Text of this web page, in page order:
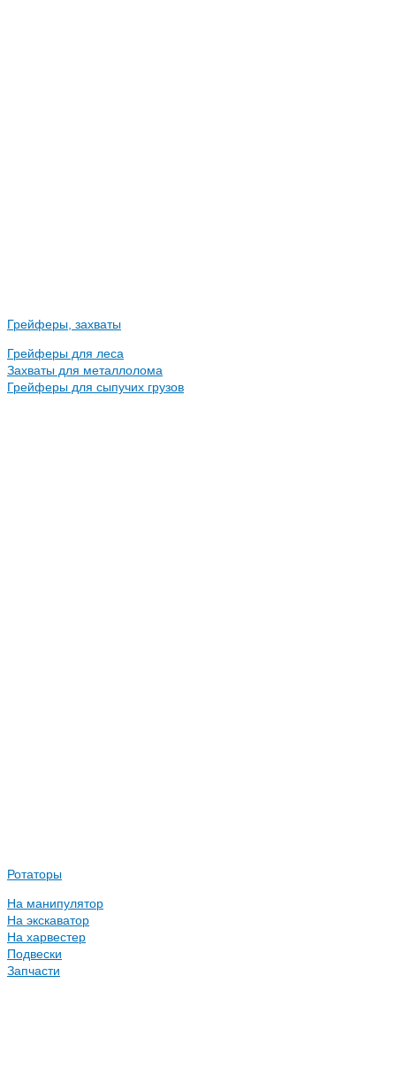
Грейферы, захваты
Грейферы для леса
Захваты для металлолома
Грейферы для сыпучих грузов
Ротаторы
На манипулятор
На экскаватор
На харвестер
Подвески
Запчасти